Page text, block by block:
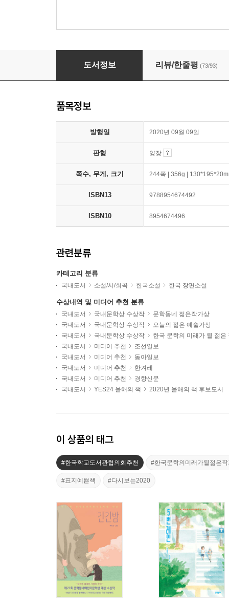
복자에게
도서정보 리뷰/한줄평 (73/93)
품목정보
발행일 2020년 09월 09일
판형 양장
쪽수, 무게, 크기 244쪽 | 356g |
ISBN13 9788954674492
ISBN10 8954674496
관련분류
카테고리 분류
국내도서 소설/시/희곡 한국소설 한국 장편소설
수상내역 및 미디어 추천 분류
국내도서 국내문학상 수상작
문학동네 젊은작가상
국내도서
국내문학상 수상작
오늘의 젊은 예술가상
국내도서
국내문학상 수상작
한국 문학의 미래가 될 젊은
국내도서
미디어 추천
조선일보
국내도서
미디어 추천
동아일보
국내도서
미디어 추천
한겨레
국내도서
미디어 추천
경향신문
국내도서
YES24 올해의 책 2020년 올해의 책 후보도서
이 상품의 태그
#한국학교도서관협의회추천 #한국문학의미래가될젊은
#표지예쁜책 #다시보는2020